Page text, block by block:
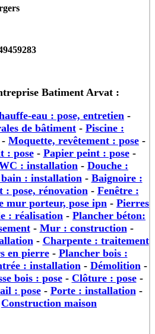
Batiment Arvat :
eau : pose, entretien -
de bâtiment - Piscine :
- Moquette, revêtement : pose -
: pose- Papier peint : pose-
: installation - Douche :
bain : installation- Baignoire :
: pose, rénovation- Fenêtre :
mur porteur, pose ipn - Pierres
: réalisation - Plancher béton:
- Mur : construction-
- Charpente : traitement
en pierre- Plancher bois :
: installation- Démolition-
bois : pose- Clôture : pose-
: pose- Porte : installation-
Construction maison